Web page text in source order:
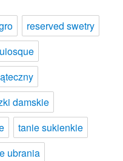
reserved swetry
damskie
tanie sukienkie
ubrania